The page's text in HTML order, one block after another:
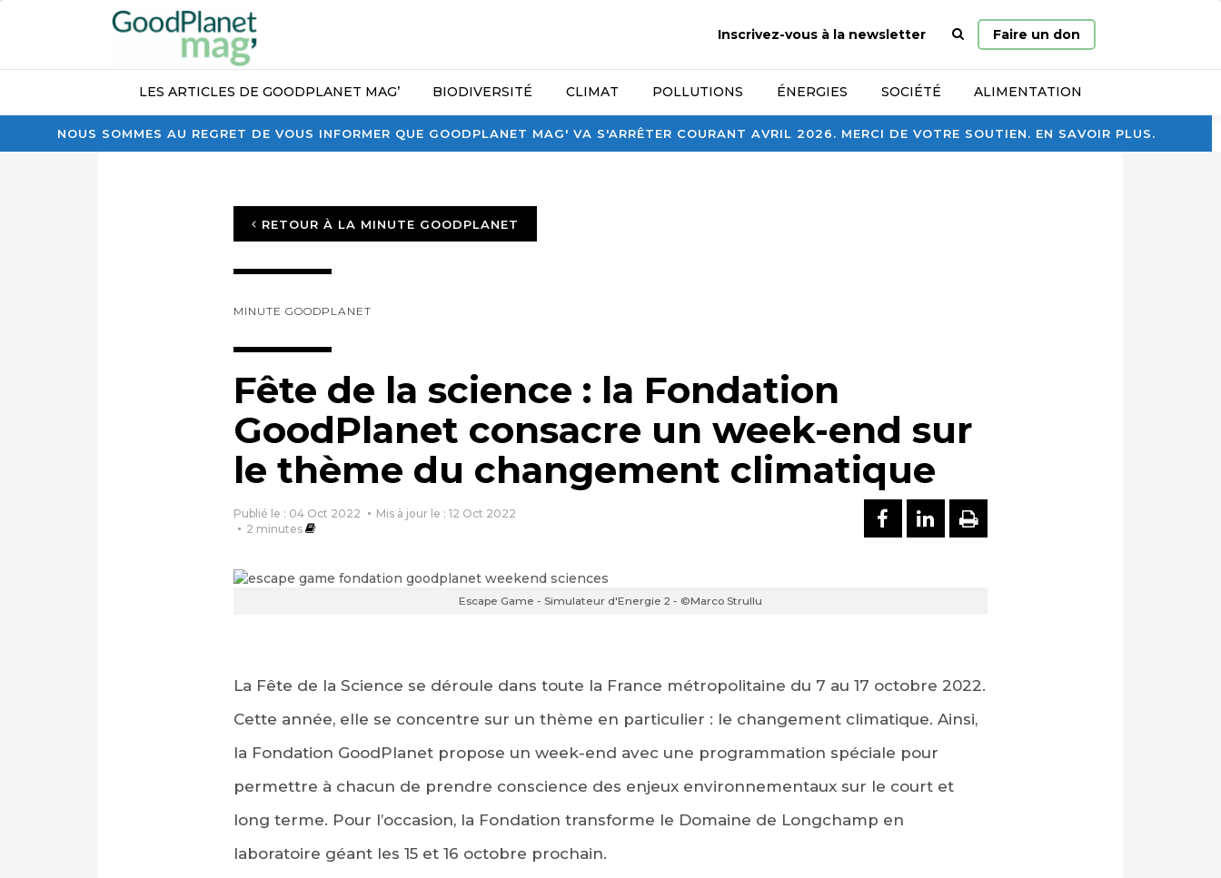
NOUS SOMMES AU REGRET DE VOUS INFORMER QUE GOODPLANET MAG' VA S'ARRÊTER COURANT AVRIL 2026. MERCI DE VOTRE SOUTIEN. EN SAVOIR PLUS.
Inscrivez-vous à la newsletter
Page
d’accueil
Faire un don
LES ARTICLES DE GOODPLANET MAG’ BIODIVERSITÉ CLIMAT POLLUTIONS ÉNERGIES SOCIÉTÉ ALIMENTATION
RETOUR À LA MINUTE GOODPLANET
MINUTE GOODPLANET
Fête de la science : la Fondation
GoodPlanet consacre un week-end sur
le thème du changement climatique
Publié le : 04 Oct 2022
Mis à jour le : 12 Oct 2022
2 minutes
PARTAGER SUR FACEBOOK
PARTAGER SUR
IMPRIMER
Escape Game - Simulateur d'Energie 2 - ©Marco Strullu
La Fête de la Science se déroule dans toute la France métropolitaine du 7 au 17 octobre 2022.
Cette année, elle se concentre sur un thème en particulier : le changement climatique. Ainsi,
la Fondation GoodPlanet propose un week-end avec une programmation spéciale pour
permettre à chacun de prendre conscience des enjeux environnementaux sur le court et
long terme. Pour l’occasion, la Fondation transforme le Domaine de Longchamp en
laboratoire géant les 15 et 16 octobre prochain.